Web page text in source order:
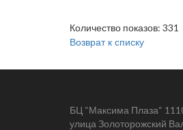
Количество показов: 331
Возврат к списку
БЦ “Максима Плаза“
улица Золоторожский